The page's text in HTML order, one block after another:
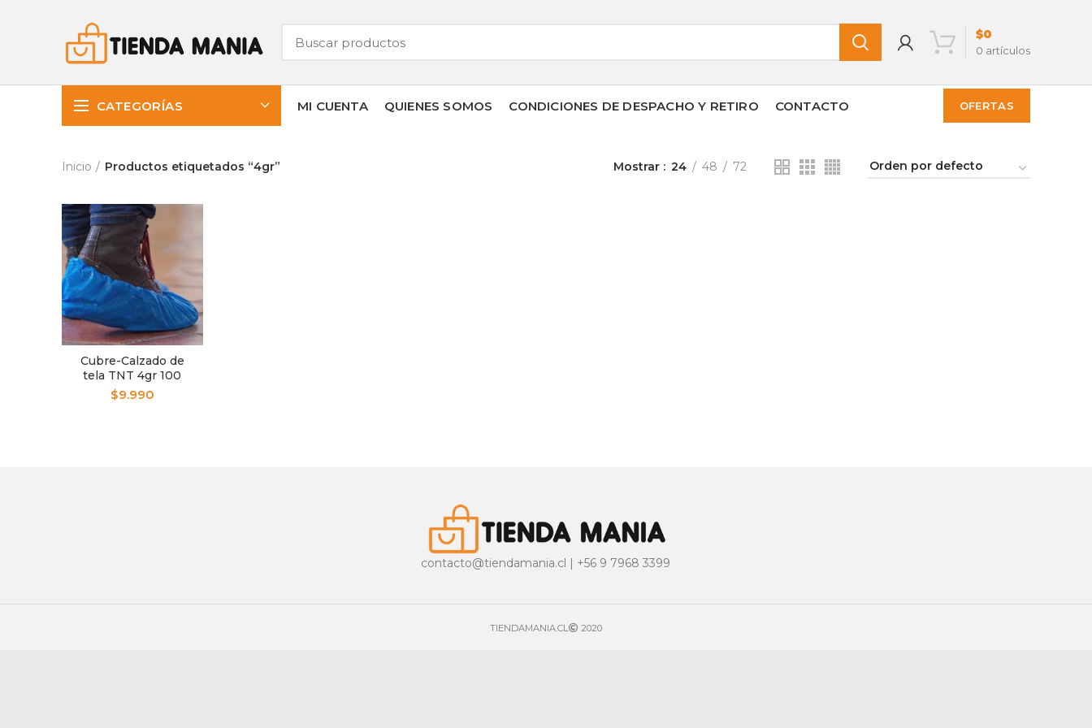
0 artículos
$0
CATEGORÍAS MI CUENTA QUIENES SOMOS CONDICIONES DE DESPACHO Y RETIRO CONTACTO OFERTAS
Inicio Productos etiquetados “4gr” Mostrar 24 48 72
Cubre-Calzado de
tela TNT 4gr 100
Unidades
$9.990
contacto@tiendamania.cl | +56 9 7968 3399
TIENDAMANIA.CL 2020